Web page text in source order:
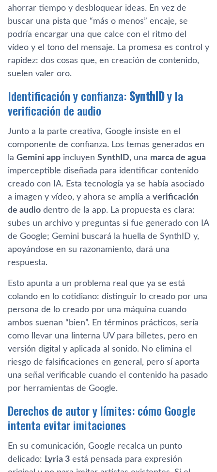
ahorrar tiempo y desbloquear ideas. En vez de
buscar una pista que “más o menos” encaje, se
podría encargar una que calce con el ritmo del
vídeo y el tono del mensaje. La promesa es control y
rapidez: dos cosas que, en creación de contenido,
suelen valer oro.
Identificación y confianza:SynthIDy la
verificación de audio
Junto a la parte creativa, Google insiste en el
componente de confianza. Los temas generados en
la Gemini app incluyen SynthID, una marca de agua
imperceptible diseñada para identificar contenido
creado con IA. Esta tecnología ya se había asociado
a imagen y vídeo, y ahora se amplía a verificación
de audio dentro de la app. La propuesta es clara:
subes un archivo y preguntas si fue generado con IA
de Google; Gemini buscará la huella de SynthID y,
apoyándose en su razonamiento, dará una
respuesta.
Esto apunta a un problema real que ya se está
colando en lo cotidiano: distinguir lo creado por una
persona de lo creado por una máquina cuando
ambos suenan “bien”. En términos prácticos, sería
como llevar una linterna UV para billetes, pero en
versión digital y aplicada al sonido. No elimina el
riesgo de falsificaciones en general, pero sí aporta
una señal verificable cuando el contenido ha pasado
por herramientas de Google.
Derechos de autor y límites: cómo Google
intenta evitar imitaciones
En su comunicación, Google recalca un punto
delicado: Lyria 3 está pensada para expresión